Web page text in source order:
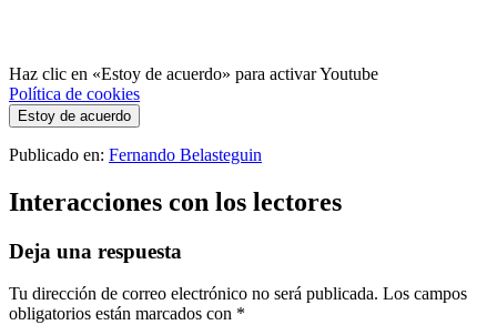
Haz clic en «Estoy de acuerdo» para activar Youtube
Política de cookies
Estoy de acuerdo
Publicado en: Fernando Belasteguin
Interacciones con los lectores
Deja una respuesta
Tu dirección de correo electrónico no será publicada. Los campos
obligatorios están marcados con *